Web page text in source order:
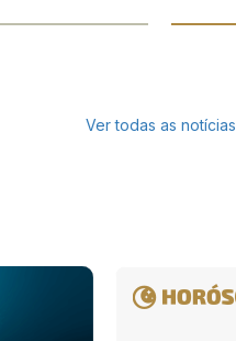
Ver todas as notícias